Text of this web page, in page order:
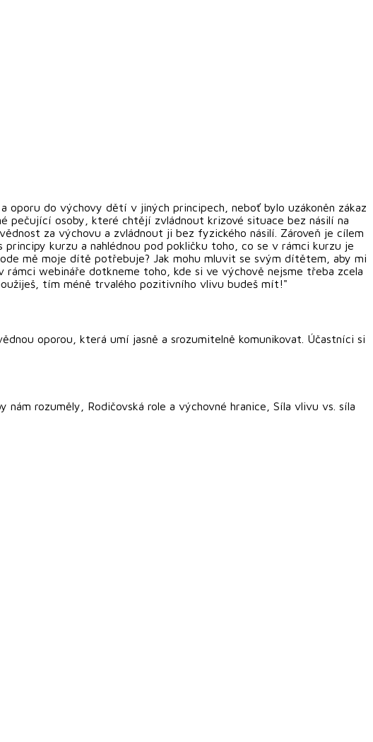
oporu do výchovy dětí v jiných principech, neboť bylo uzákoněn zákaz
osoby, které chtějí zvládnout krizové situace bez násilí na
za výchovu a zvládnout ji bez fyzického násilí. Zároveň je cílem
kurzu a nahlédnou pod pokličku toho, co se v rámci kurzu je
mě moje dítě potřebuje? Jak mohu mluvit se svým dítětem, aby mi
rámci webináře dotkneme toho, kde si ve výchově nejsme třeba zcela
tím méně trvalého pozitivního vlivu budeš mít!"
oporou, která umí jasně a srozumitelně komunikovat. Účastníci si
rozuměly, Rodičovská role a výchovné hranice, Síla vlivu vs. síla